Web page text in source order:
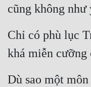
cũng không như
Chỉ có phù lục
khá miễn cưỡng
Dù sao một